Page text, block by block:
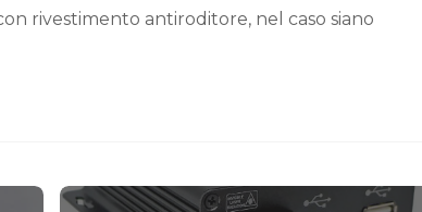
rivestimento antiroditore, nel caso siano